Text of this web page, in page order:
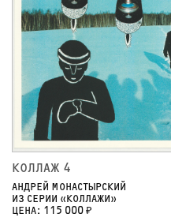
КОЛЛАЖ 4
АНДРЕЙ МОНАСТЫРСКИЙ
ИЗ СЕРИИ «КОЛЛАЖИ»
ЦЕНА: 115 000 ₽